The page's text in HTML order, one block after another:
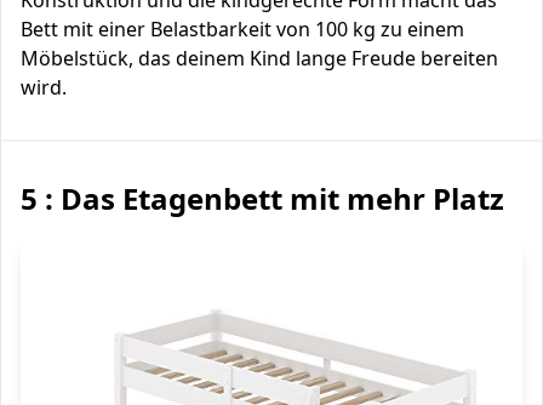
Bett mit einer Belastbarkeit von 100 kg zu einem
Möbelstück, das deinem Kind lange Freude bereiten
wird.
5 : Das Etagenbett mit mehr Platz